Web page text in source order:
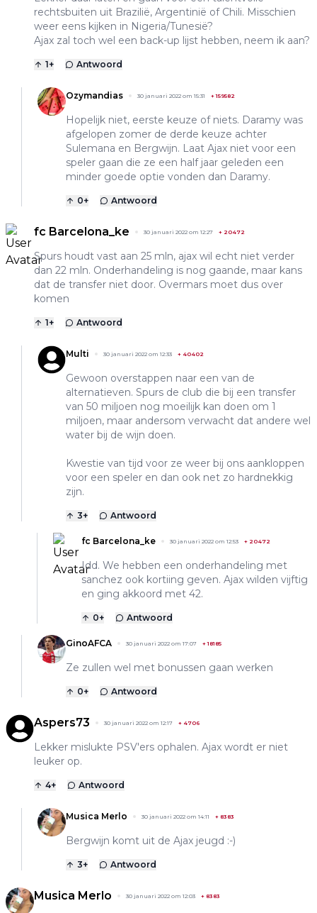
rechtsbuiten uit Brazilië, Argentinië of Chili. Misschien
weer eens kijken in Nigeria/Tunesië?
Ajax zal toch wel een back-up lijst hebben, neem ik aan?
1+ Antwoord
Ozymandias 30 januari 2022 om 15:31 +159582
Hopelijk niet, eerste keuze of niets. Daramy was
afgelopen zomer de derde keuze achter
Sulemana en Bergwijn. Laat Ajax niet voor een
speler gaan die ze een half jaar geleden een
minder goede optie vonden dan Daramy.
0+ Antwoord
fc Barcelona_ke 30 januari 2022 om 12:27 + 20472
Spurs houdt vast aan 25 mln, ajax wil echt niet verder
dan 22 mln. Onderhandeling is nog gaande, maar kans
dat de transfer niet door. Overmars moet dus over
komen
1+ Antwoord
Multi 30 januari 2022 om 12:33 + 40402
Gewoon overstappen naar een van de
alternatieven. Spurs de club die bij een transfer
van 50 miljoen nog moeilijk kan doen om 1
miljoen, maar andersom verwacht dat andere wel
water bij de wijn doen.
Kwestie van tijd voor ze weer bij ons aankloppen
voor een speler en dan ook net zo hardnekkig
zijn.
3+ Antwoord
fc Barcelona_ke 30 januari 2022 om 12:53 + 20472
Idd. We hebben een onderhandeling met
sanchez ook kortiing geven. Ajax wilden vijftig
en ging akkoord met 42.
0+ Antwoord
GinoAFCA 30 januari 2022 om 17:07 +18185
Ze zullen wel met bonussen gaan werken
0+ Antwoord
Aspers73 30 januari 2022 om 12:17 + 4706
Lekker mislukte PSV'ers ophalen. Ajax wordt er niet
leuker op.
4+ Antwoord
Musica Merlo 30 januari 2022 om 14:11 + 8383
Bergwijn komt uit de Ajax jeugd :-)
3+ Antwoord
Musica Merlo 30 januari 2022 om 12:03 + 8383